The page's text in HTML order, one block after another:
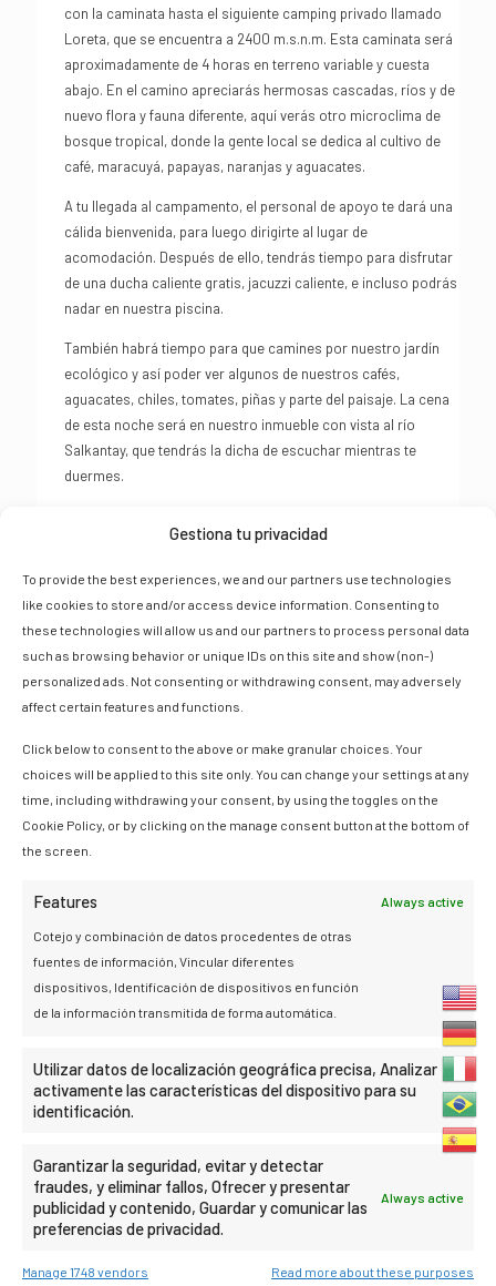
Gestiona tu privacidad
To provide the best experiences, we and our partners use technologies
like cookies to store and/or access device information. Consenting to
these technologies will allow us and our partners to process personal data
such as browsing behavior or unique IDs on this site and show (non-)
personalized ads. Not consenting or withdrawing consent, may adversely
affect certain features and functions.
Click below to consent to the above or make granular choices. Your
choices will be applied to this site only. You can change your settings at any
time, including withdrawing your consent, by using the toggles on the
Cookie Policy, or by clicking on the manage consent button at the bottom of
the screen.
Features Always active
Cotejo y combinación de datos procedentes de otras
fuentes de información, Vincular diferentes
dispositivos, Identificación de dispositivos en función
de la información transmitida de forma automática.
Utilizar datos de localización geográfica precisa, Analizar
activamente las características del dispositivo para su
identificación.
Garantizar la seguridad, evitar y detectar
fraudes, y eliminar fallos, Ofrecer y presentar
publicidad y contenido, Guardar y comunicar las
preferencias de privacidad.
Always active
Manage 1748 vendors Read more about these purposes
con la caminata hasta el siguiente camping privado llamado
Loreta, que se encuentra a 2400 m.s.n.m. Esta caminata será
aproximadamente de 4 horas en terreno variable y cuesta
abajo. En el camino apreciarás hermosas cascadas, ríos y de
nuevo flora y fauna diferente, aquí verás otro microclima de
bosque tropical, donde la gente local se dedica al cultivo de
café, maracuyá, papayas, naranjas y aguacates.
A tu llegada al campamento, el personal de apoyo te dará una
cálida bienvenida, para luego dirigirte al lugar de
acomodación. Después de ello, tendrás tiempo para disfrutar
de una ducha caliente gratis, jacuzzi caliente, e incluso podrás
nadar en nuestra piscina.
También habrá tiempo para que camines por nuestro jardín
ecológico y así poder ver algunos de nuestros cafés,
aguacates, chiles, tomates, piñas y parte del paisaje. La cena
de esta noche será en nuestro inmueble con vista al río
Salkantay, que tendrás la dicha de escuchar mientras te
duermes.
LORETA – LA PLAYA SAHUAYAKU –
LUCMABAMBA GRANJA DE CAFÉ – LLACTAPATA
de café orgánico local. Aquí tendrás la oportunidad de
conocer algunas de las plantaciones de naranja y palta, y el
poder degustar las variedades de cafés recién procesados.
Habrá una breve introducción sobre el café de la región y su
posteriormente se te indicará que el café en esta región se
introdujo después de la conquista española y la mayor parte
de este se exporta al extranjero (América del Norte, Asia y
Europa).
Después de tener la visita a la granja de café, continuarás con
sección de la ruta Inca durante aproximadamente 2,5 horas.
En este tramo del camino inca de Llactapata verás increíbles
vistas del valle de Santa Teresa, y una vez en Llactapata
principales atractivos arqueológicos como Machu Picchu
Montaña y Huayna Picchu Montaña.
También tendrás la oportunidad de explorar el sitio Inca de